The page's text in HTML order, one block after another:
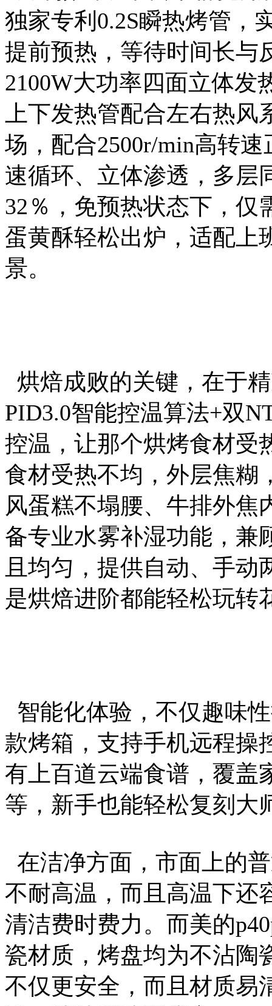
独家专利0.2S瞬热烤管，
提前预热，等待时间长与
2100W大功率四面立体发
上下发热管配合左右热
场，配合2500r/min高转
速循环、立体渗透，多层
32％，免预热状态下，仅
蛋黄酥轻松出炉，适配上
景。
烘焙成败的关键，在于
PID3.0智能控温算法+双
控温，让那个烘烤食材受
食材受热不均，外层焦糊
风蛋糕不塌腰、牛排外焦
备专业水雾补湿功能，兼
且均匀，提供自动、手
是烘焙进阶都能轻松玩转
智能化体验，不仅趣味
款烤箱，支持手机远程操
有上百道云端食谱，覆盖
等，新手也能轻松复刻大
在洁净方面，市面上的
不耐高温，而且高温下还
清洁费时费力。而美的
瓷材质，烤盘均为不沾陶
不仅更安全，而且材质易